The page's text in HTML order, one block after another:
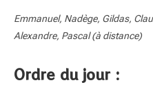
Emmanuel, Nadège, Gildas,
Alexandre, Pascal (à distance)
Ordre du jour :